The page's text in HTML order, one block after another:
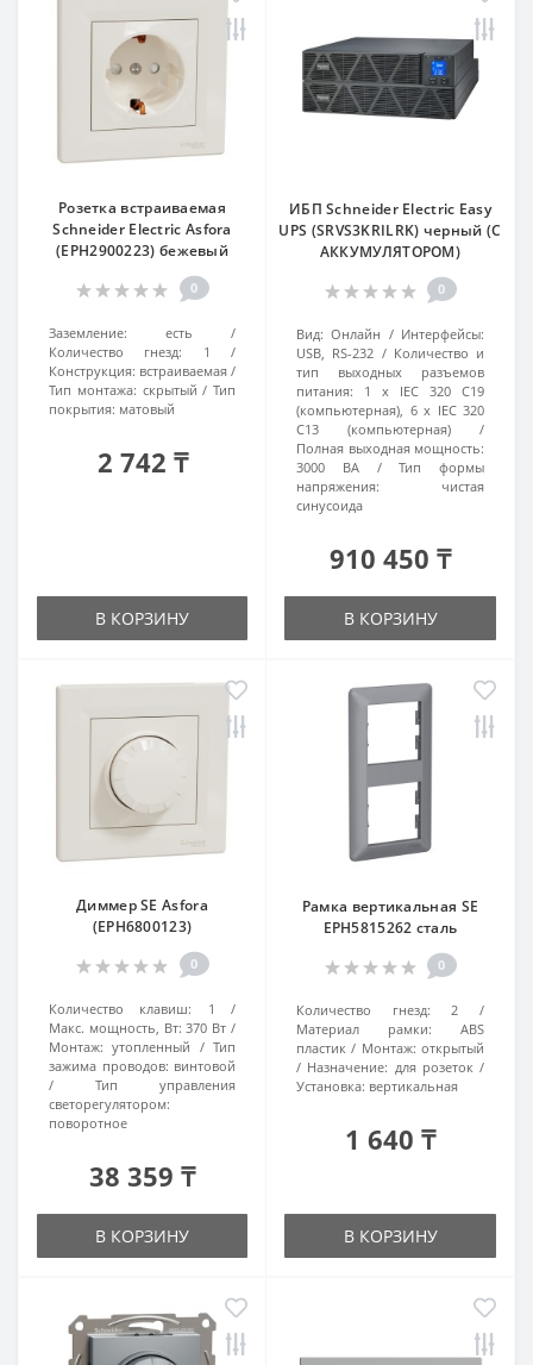
Розетка встраиваемая
Schneider Electric Asfora
(EPH2900223) бежевый
0
Заземление:
есть
Количество гнезд:
1
Конструкция: встраиваемая
Тип монтажа: скрытый
Тип
покрытия: матовый
2 742 ₸
В КОРЗИНУ
ИБП Schneider Electric Easy
UPS (SRVS3KRILRK) черный (С
АККУМУЛЯТОРОМ)
0
Вид: Онлайн
Интерфейсы:
USB, RS-232
Количество и
тип выходных разъемов
питания:
1 х IEC 320 C19
(компьютерная), 6 х IEC 320
C13 (компьютерная)
Полная выходная мощность:
3000 ВА
Тип формы
напряжения:
чистая
синусоида
910 450 ₸
В КОРЗИНУ
Диммер SE Asfora
(EPH6800123)
0
Количество клавиш:
1
Макс. мощность, Вт: 370 Вт
Монтаж: утопленный
Тип
зажима проводов: винтовой
Тип управления
светорегулятором:
поворотное
38 359 ₸
В КОРЗИНУ
Рамка вертикальная SE
EPH5815262 сталь
0
Количество гнезд:
2
Материал рамки:
ABS
пластик
Монтаж: открытый
Назначение: для розеток
Установка: вертикальная
1 640 ₸
В КОРЗИНУ